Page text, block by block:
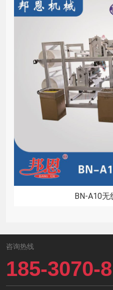
BN-A10无
咨询热线
185-3070-